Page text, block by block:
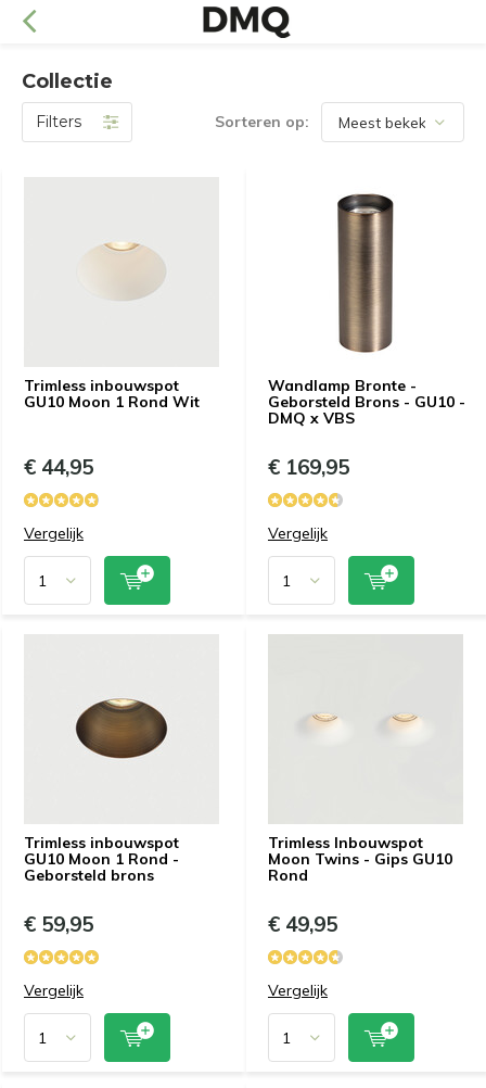
Collectie
Filters Sorteren op:
Trimless inbouwspot
GU10 Moon 1 Rond Wit
€ 44,95
Vergelijk
Wandlamp Bronte -
Geborsteld Brons - GU10 -
DMQ x VBS
€ 169,95
Vergelijk
Trimless inbouwspot
GU10 Moon 1 Rond -
Geborsteld brons
€ 59,95
Vergelijk
Trimless Inbouwspot
Moon Twins - Gips GU10
Rond
€ 49,95
Vergelijk